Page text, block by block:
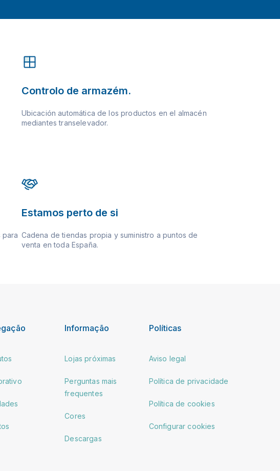
Controlo de armazém.
Ubicación automática de los productos en el almacén
mediantes transelevador.
Estamos perto de si
Cadena de tiendas propia y suministro a puntos de
venta en toda España.
Informação
Lojas próximas
Perguntas mais
frequentes
Cores
Descargas
Políticas
Aviso legal
Política de privacidade
Política de cookies
Configurar cookies